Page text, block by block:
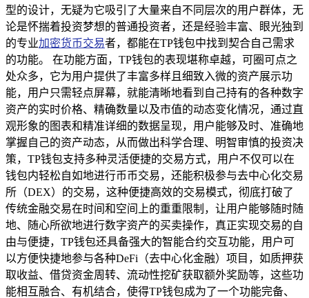
型的设计，无疑为它吸引了大量来自不同层次的用户群体，无
论是怀揣着投资梦想的普通投资者，还是经验丰富、眼光独到
的专业加密货币交易者，都能在TP钱包中找到契合自己需求
的功能。 在功能方面，TP钱包的表现堪称卓越，可圈可点之
处众多，它为用户提供了丰富多样且细致入微的资产展示功
能，用户只需轻点屏幕，就能清晰地看到自己持有的各种数字
资产的实时价格、精确数量以及市值的动态变化情况，通过直
观形象的图表和精准详细的数据呈现，用户能够及时、准确地
掌握自己的资产动态，从而做出科学合理、明智审慎的投资决
策，TP钱包支持多种灵活便捷的交易方式，用户不仅可以在
钱包内轻松自如地进行币币交易，还能积极参与去中心化交易
所（DEX）的交易，这种便捷高效的交易模式，彻底打破了
传统金融交易在时间和空间上的重重限制，让用户能够随时随
地、随心所欲地进行数字资产的买卖操作，真正实现交易的自
由与便捷，TP钱包还具备强大的智能合约交互功能，用户可
以方便快捷地参与各种DeFi（去中心化金融）项目，如质押获
取收益、借贷资金周转、流动性挖矿获取额外奖励等，这些功
能相互融合、有机结合，使得TP钱包成为了一个功能完备、